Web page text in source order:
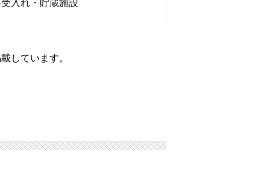
受入れ・貯蔵施設
しています。